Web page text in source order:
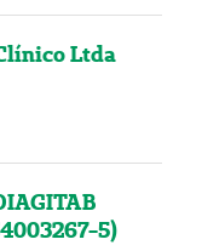
Ltda
5)